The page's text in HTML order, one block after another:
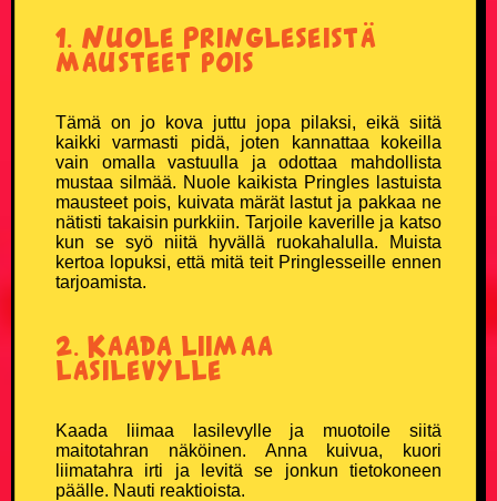
1. Nuole Pringleseistä
mausteet pois
Tämä on jo kova juttu jopa pilaksi, eikä siitä
kaikki varmasti pidä, joten kannattaa kokeilla
vain omalla vastuulla ja odottaa mahdollista
mustaa silmää. Nuole kaikista Pringles lastuista
mausteet pois, kuivata märät lastut ja pakkaa ne
nätisti takaisin purkkiin. Tarjoile kaverille ja katso
kun se syö niitä hyvällä ruokahalulla. Muista
kertoa lopuksi, että mitä teit Pringlesseille ennen
tarjoamista.
2. Kaada liimaa
lasilevylle
Kaada liimaa lasilevylle ja muotoile siitä
maitotahran näköinen. Anna kuivua, kuori
liimatahra irti ja levitä se jonkun tietokoneen
päälle. Nauti reaktioista.